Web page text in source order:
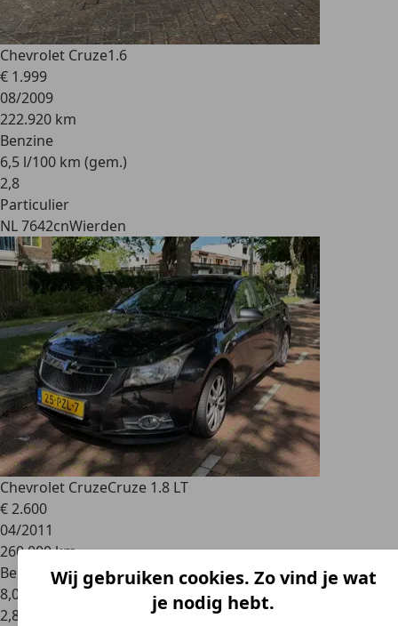
Chevrolet Cruze1.6
€ 1.999
08/2009
222.920 km
Benzine
6,5 l/100 km (gem.)
2,8
Particulier
NL 7642cnWierden
Chevrolet CruzeCruze 1.8 LT
€ 2.600
04/2011
260.000 km
Benzine
8,0 l/100 km (gem.)
2,8
Wij gebruiken cookies. Zo vind je wat
je nodig hebt.